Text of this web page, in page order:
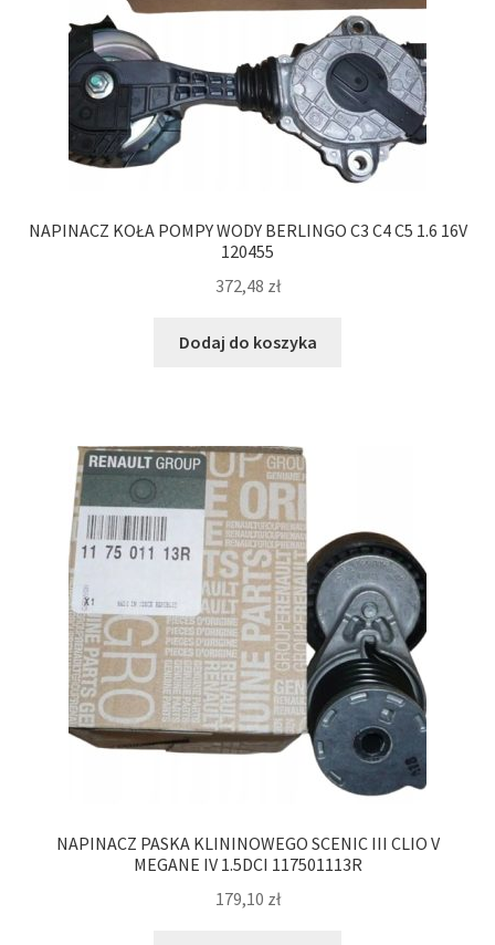
NAPINACZ KOŁA POMPY WODY BERLINGO C3 C4 C5 1.6 16V
120455
372,48 zł
Dodaj do koszyka
NAPINACZ PASKA KLININOWEGO SCENIC III CLIO V
MEGANE IV 1.5DCI 117501113R
179,10 zł